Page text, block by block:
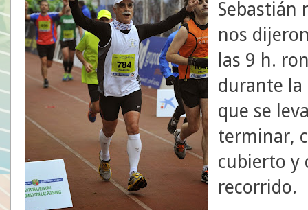
Sebastián
nos
las 9 h.
durante la
que se
terminar,
cubierto y
recorrido.